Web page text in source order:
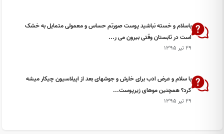
باسلام و خسته نباشید پوست صورتم حساس و معمولی متمایل به خشک
است در تابستان وقتی بیرون می ر...
۲۹ تیر ۱۳۹۵
با سلام و عرض ادب برای خارش و جوشهای بعد از اپیلاسیون چیکار میشه
کرد؟ همچنین موهای زیرپوست...
۲۹ تیر ۱۳۹۵